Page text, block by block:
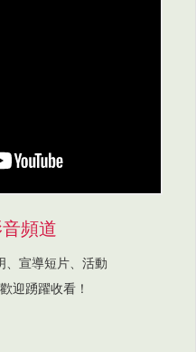
頻道
、宣導短片、活動
迎踴躍收看！